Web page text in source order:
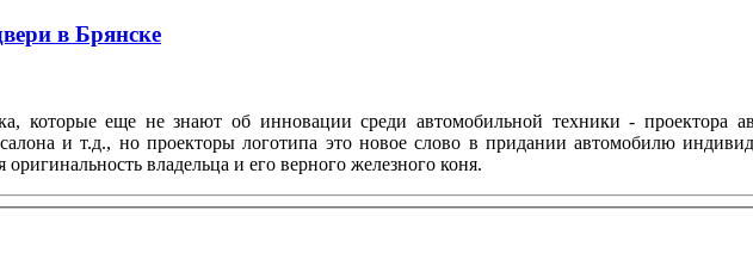
в Брянске
которые еще не знают об инновации среди автомобильной техники - проектора
и т.д., но проекторы логотипа это новое слово в придании автомобилю
владельца и его верного железного коня.